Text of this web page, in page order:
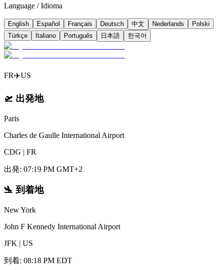
Language / Idioma
English Español Français Deutsch 中文 Nederlands
Polski
Türkçe
Italiano Português 日本語 한국어
FR✈️US
🛫 出発地
Paris
Charles de Gaulle International Airport
CDG | FR
出発: 07:19 PM GMT+2
🛬 到着地
New York
John F Kennedy International Airport
JFK | US
到着: 08:18 PM EDT